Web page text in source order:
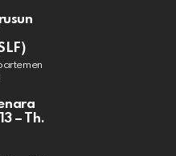
– Th.